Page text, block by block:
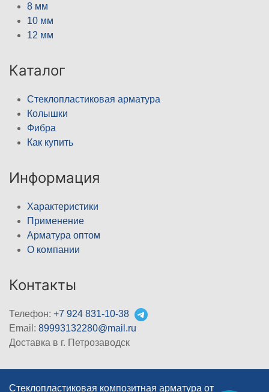
8 мм
10 мм
12 мм
Каталог
Стеклопластиковая арматура
Колышки
Фибра
Как купить
Информация
Характеристики
Применение
Арматура оптом
О компании
Контакты
Телефон: +7 924 831-10-38
Email: 89993132280@mail.ru
Доставка в г. Петрозаводск
Стеклопластиковая композитная арматура от